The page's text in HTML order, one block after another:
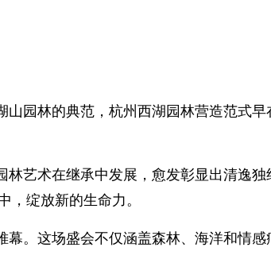
园林的典范，杭州西湖园林营造范式
艺术在继承中发展，愈发彰显出清逸
，绽放新的生命力。
幕。这场盛会不仅涵盖森林、海洋和情